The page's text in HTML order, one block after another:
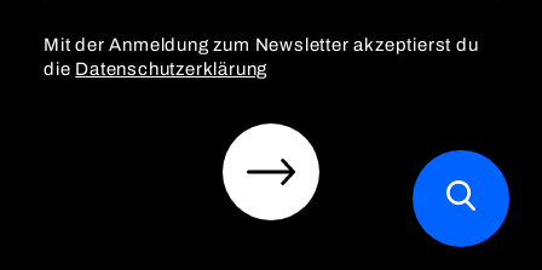
Mit der Anmeldung zum Newsletter akzeptierst du
die Datenschutzerklärung